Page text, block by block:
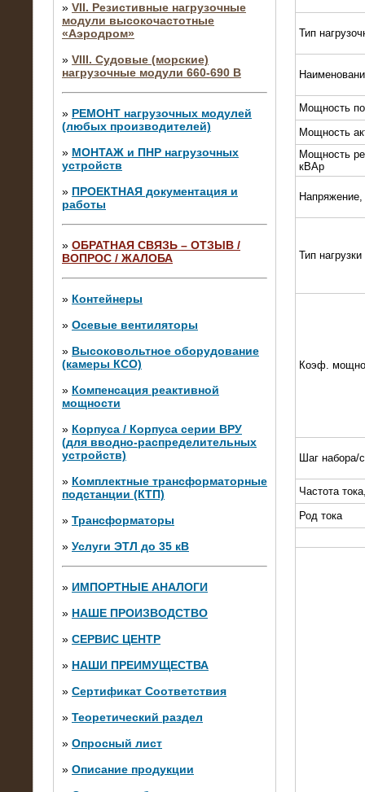
» VII. Резистивные нагрузочные
модули высокочастотные
«Аэродром»
» VIII. Судовые (морские)
нагрузочные модули 660-690 В
» РЕМОНТ нагрузочных модулей
(любых производителей)
» МОНТАЖ и ПНР нагрузочных
устройств
» ПРОЕКТНАЯ документация и
работы
» ОБРАТНАЯ СВЯЗЬ – ОТЗЫВ /
ВОПРОС / ЖАЛОБА
» Контейнеры
» Осевые вентиляторы
» Высоковольтное оборудование
(камеры КСО)
» Компенсация реактивной
мощности
» Корпуса / Корпуса серии ВРУ
(для вводно-распределительных
устройств)
» Комплектные трансформаторные
подстанции (КТП)
» Трансформаторы
» Услуги ЭТЛ до 35 кВ
» ИМПОРТНЫЕ АНАЛОГИ
» НАШЕ ПРОИЗВОДСТВО
» СЕРВИС ЦЕНТР
» НАШИ ПРЕИМУЩЕСТВА
» Сертификат Соответствия
» Теоретический раздел
» Опросный лист
» Описание продукции
10.04.2015
Аренда нагрузочного модуля 4 МВт,
10 кВ
28.02.2015
Нагрузочные модули 700 кВт (4
штуки)
10.10.2014
Нагрузочный комплекс 20 МВт в 2
яруса (напряжение 6-10 кВ)
Тип
Мощность
Мощность
Мощность
кВАр
Тип нагрузки
Коэф.
Шаг набора/
Частота
Род тока